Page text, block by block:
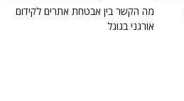
מה הקשר בין אבטחת אתרים לקידום
אורגני בגוגל